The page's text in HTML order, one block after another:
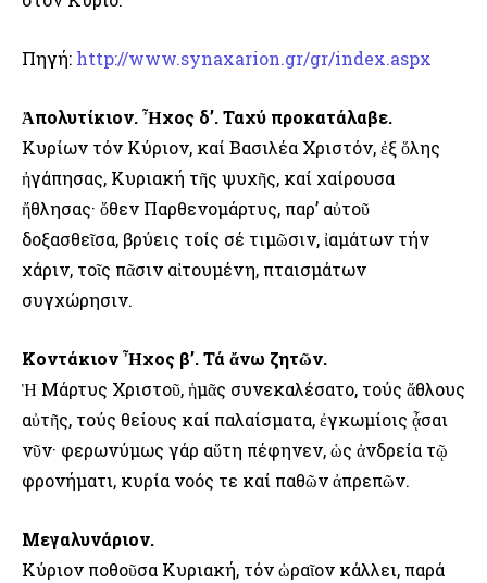
Πηγή: http://www.synaxarion.gr/gr/index.aspx
Ἀπολυτίκιον. Ἦχος δ’. Ταχύ προκατάλαβε.
Κυρίων τόν Κύριον, καί Βασιλέα Χριστόν, ἐξ ὅλης
ἠγάπησας, Κυριακή τῆς ψυχῆς, καί χαίρουσα
ἤθλησας· ὅθεν Παρθενομάρτυς, παρ’ αὐτοῦ
δοξασθεῖσα, βρύεις τοίς σέ τιμῶσιν, ἰαμάτων τήν
χάριν, τοῖς πᾶσιν αἰτουμένη, πταισμάτων
συγχώρησιν.
Κοντάκιον Ἦχος β’. Τά ἄνω ζητῶν.
Ἡ Μάρτυς Χριστοῦ, ἡμᾶς συνεκαλέσατο, τούς ἄθλους
αὐτῆς, τούς θείους καί παλαίσματα, ἐγκωμίοις ᾆσαι
νῦν· φερωνύμως γάρ αὕτη πέφηνεν, ὡς ἀνδρεία τῷ
φρονήματι, κυρία νοός τε καί παθῶν ἀπρεπῶν.
Μεγαλυνάριον.
Κύριον ποθοῦσα Κυριακή, τόν ὡραῖον κάλλει, παρά